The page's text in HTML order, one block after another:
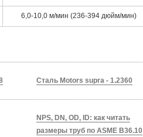
6,0-10,0 м/мин (236-394 дюйм/мин)
Сталь Motors supra - 1.2360
NPS, DN, OD, ID: как читать
размеры труб по ASME B36.10